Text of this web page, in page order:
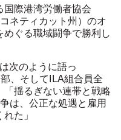
際港湾労働者協会
ネティカット州）のオ
ぐる職域闘争で勝利し
次のように語っ
、そしてILA組合員全
揺るぎない連帯と戦略
は、公正な処遇と雇用
た」